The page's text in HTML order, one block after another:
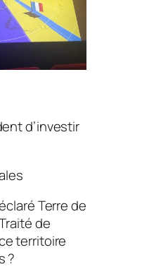
d’investir
Terre de
de
territoire
?